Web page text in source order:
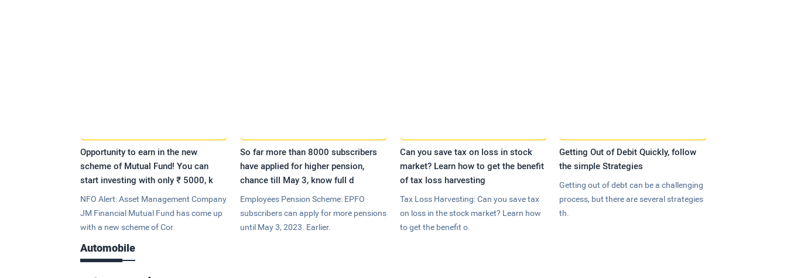
Opportunity to earn in the new
scheme of Mutual Fund! You can
start investing with only ₹ 5000, k
NFO Alert: Asset Management Company
JM Financial Mutual Fund has come up
with a new scheme of Cor.
So far more than 8000 subscribers
have applied for higher pension,
chance till May 3, know full d
Employees Pension Scheme: EPFO
subscribers can apply for more pensions
until May 3, 2023. Earlier.
Can you save tax on loss in stock
market? Learn how to get the benefit
of tax loss harvesting
Tax Loss Harvesting: Can you save tax
on loss in the stock market? Learn how
to get the benefit o.
Getting Out of Debit Quickly, follow
the simple Strategies
Getting out of debt can be a challenging
process, but there are several strategies
th.
Automobile